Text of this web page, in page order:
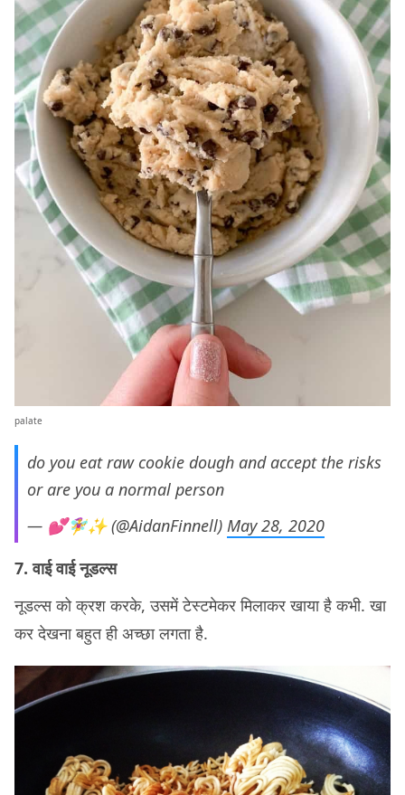
palate
do you eat raw cookie dough and accept the risks
or are you a normal person
— 💕🧚‍♀️✨ (@AidanFinnell) May 28, 2020
7. वाई वाई नूडल्स
नूडल्स को क्रश करके, उसमें टेस्टमेकर मिलाकर खाया है कभी. खा
कर देखना बहुत ही अच्छा लगता है.